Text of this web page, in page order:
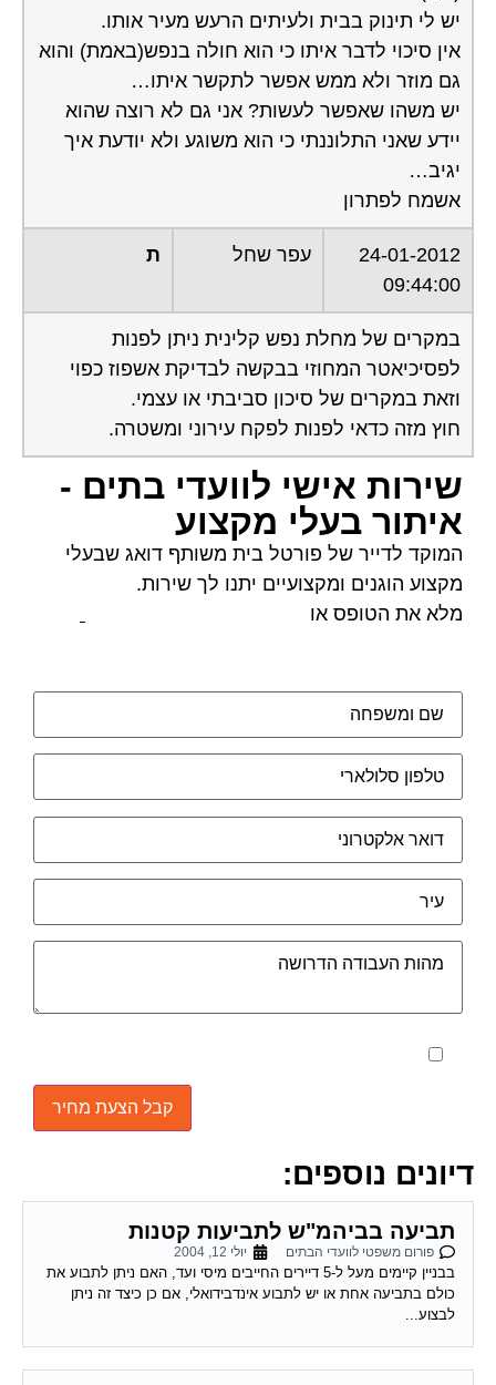
יש לי תינוק בבית ולעיתים הרעש מעיר אותו.
אין סיכוי לדבר איתו כי הוא חולה בנפש(באמת) והוא
גם מוזר ולא ממש אפשר לתקשר איתו…
יש משהו שאפשר לעשות? אני גם לא רוצה שהוא
יידע שאני התלוננתי כי הוא משוגע ולא יודעת איך
יגיב…
אשמח לפתרון
24-01-2012
09:44:00
עפר שחל ת
במקרים של מחלת נפש קלינית ניתן לפנות
לפסיכיאטר המחוזי בבקשה לבדיקת אשפוז כפוי
וזאת במקרים של סיכון סביבתי או עצמי.
חוץ מזה כדאי לפנות לפקח עירוני ומשטרה.
שירות אישי לוועדי בתים -
איתור בעלי מקצוע
המוקד לדייר של פורטל בית משותף דואג שבעלי
מקצוע הוגנים ומקצועיים יתנו לך שירות.
מלא את הטופס או
דיונים נוספים:
תביעה בביהמ"ש לתביעות קטנות
פורום משפטי לוועדי הבתים יולי 12, 2004
בבניין קיימים מעל ל-5 דיירים החייבים מיסי ועד, האם ניתן לתבוע את
כולם בתביעה אחת או יש לתבוע אינדבידואלי, אם כן כיצד זה ניתן
לבצוע...